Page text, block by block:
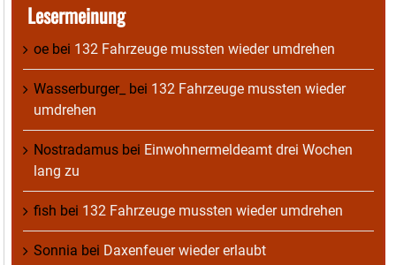
Lesermeinung
oe bei 132 Fahrzeuge mussten wieder umdrehen
Wasserburger_ bei 132 Fahrzeuge mussten wieder
umdrehen
Nostradamus bei Einwohnermeldeamt drei Wochen
lang zu
fish bei 132 Fahrzeuge mussten wieder umdrehen
Sonnia bei Daxenfeuer wieder erlaubt